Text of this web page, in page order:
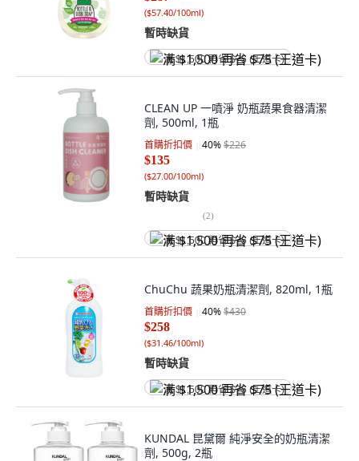
($57.40/100ml)
暫時缺貨
满 $1,500 再省 $75 (王道卡)
CLEAN UP 一噴淨 奶瓶蔬果食器清潔
劑, 500ml, 1瓶
首購折扣價 40%$226
$135
($27.00/100ml)
暫時缺貨
(2)
满 $1,500 再省 $75 (王道卡)
ChuChu 蔬果奶瓶清潔劑, 820ml, 1瓶
首購折扣價 40%$430
$258
($31.46/100ml)
暫時缺貨
满 $1,500 再省 $75 (王道卡)
KUNDAL 昆黛爾 純淨安全的奶瓶清潔
劑, 500g, 2瓶